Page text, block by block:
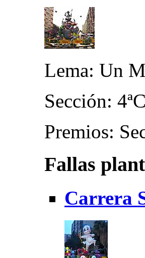
Lema: Un
Sección: 4ªC
Premios:
Fallas
Carrera